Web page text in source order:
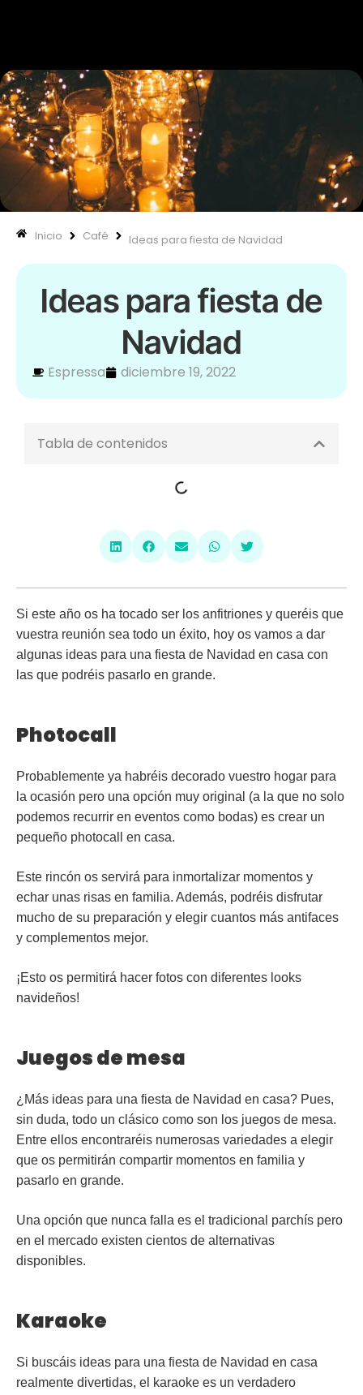
Inicio Café Ideas para fiesta de Navidad
Ideas para fiesta de
Navidad
Espressa diciembre 19, 2022
Tabla de contenidos
Si este año os ha tocado ser los anfitriones y queréis que
vuestra reunión sea todo un éxito, hoy os vamos a dar
algunas ideas para una fiesta de Navidad en casa con
las que podréis pasarlo en grande.
Photocall
Probablemente ya habréis decorado vuestro hogar para
la ocasión pero una opción muy original (a la que no solo
podemos recurrir en eventos como bodas) es crear un
pequeño photocall en casa.
Este rincón os servirá para inmortalizar momentos y
echar unas risas en familia. Además, podréis disfrutar
mucho de su preparación y elegir cuantos más antifaces
y complementos mejor.
¡Esto os permitirá hacer fotos con diferentes looks
navideños!
Juegos de mesa
¿Más ideas para una fiesta de Navidad en casa? Pues,
sin duda, todo un clásico como son los juegos de mesa.
Entre ellos encontraréis numerosas variedades a elegir
que os permitirán compartir momentos en familia y
pasarlo en grande.
Una opción que nunca falla es el tradicional parchís pero
en el mercado existen cientos de alternativas
disponibles.
Karaoke
Si buscáis ideas para una fiesta de Navidad en casa
realmente divertidas, el karaoke es un verdadero